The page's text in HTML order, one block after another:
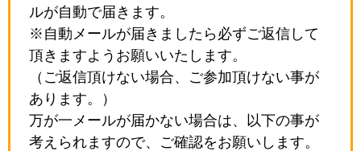
ルが自動で届きます。
※自動メールが届きましたら必ずご返信して
頂きますようお願いいたします。
（ご返信頂けない場合、ご参加頂けない事が
あります。）
万が一メールが届かない場合は、以下の事が
考えられますので、ご確認をお願いします。